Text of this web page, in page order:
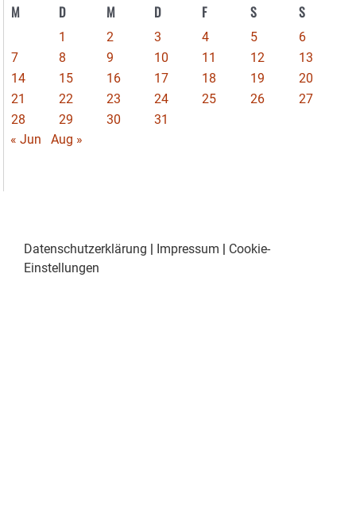
M D M D F S S
1 2 3 4 5
6
7
8 9 10 11 12
13
14
15 16 17 18 19
20
21
22 23 24 25 26
27
28
29 30
31
« Jun
Aug »
Datenschutzerklärung Impressum
Cookie-
Einstellungen